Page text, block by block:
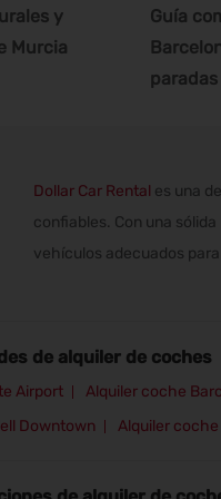
y
Murcia
Guía
Dollar Car Rental es una
confiables. Con una
vehículos adecuados
de alquiler de coches
Airport
Alquiler coche
Downtown
Alquiler